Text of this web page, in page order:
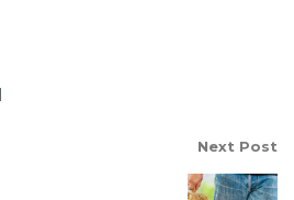
Next Post